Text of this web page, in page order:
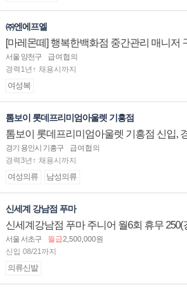
㈜엔에프엘
[마레몬떼] 행복한백화점 중간관리 매니저
서울 양천구
급여협의
경력1년↑ 채용시까지
여성복
톰보이 롯데프리미엄아울렛 기흥점
톰보이 롯데프리미엄아울렛 기흥점 신입,
직 구인합니다.
경기 용인시 기흥구
급여협의
경력3년↑ 채용시까지
여성의류 남성의류
신세계 강남점 푸마
신세계강남점 푸마 주니어 월6회 휴무 250(
서울 서초구 월급2,500,000원
신입 08/21까지
의류신발